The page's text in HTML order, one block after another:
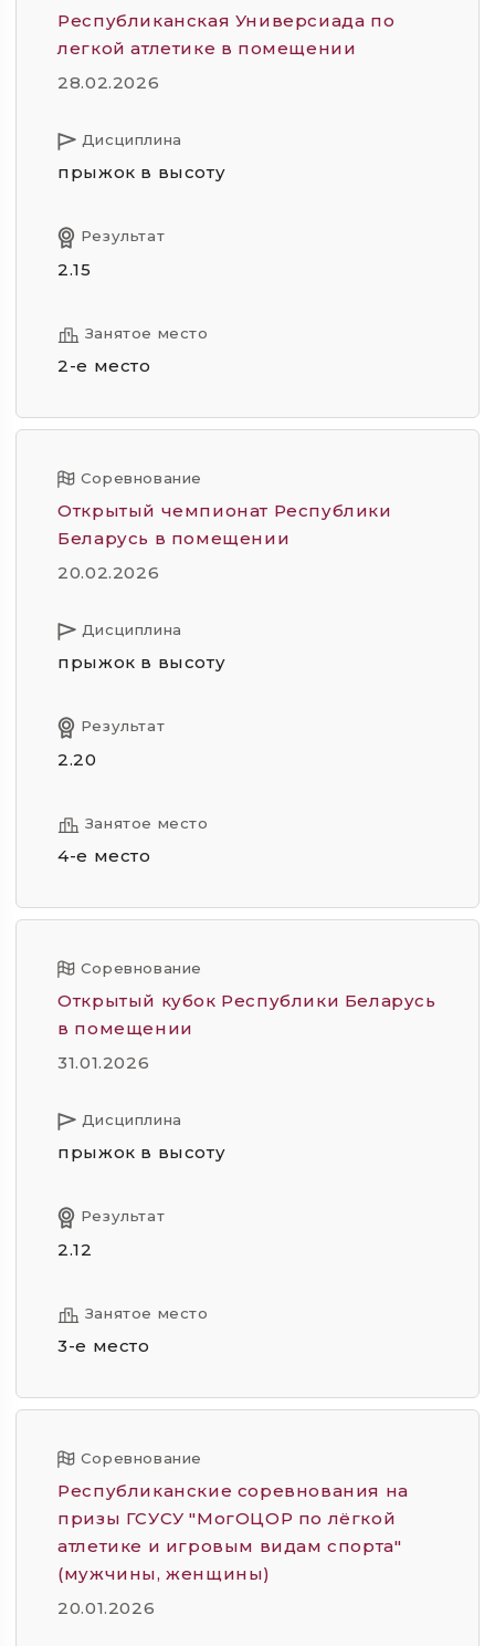
Республиканская Универсиада по
легкой атлетике в помещении
28.02.2026
Дисциплина
прыжок в высоту
Результат
2.15
Занятое место
2-е место
Соревнование
Открытый чемпионат Республики
Беларусь в помещении
20.02.2026
Дисциплина
прыжок в высоту
Результат
2.20
Занятое место
4-е место
Соревнование
Открытый кубок Республики Беларусь
в помещении
31.01.2026
Дисциплина
прыжок в высоту
Результат
2.12
Занятое место
3-е место
Соревнование
Республиканские соревнования на
призы ГСУСУ "МогОЦОР по лёгкой
атлетике и игровым видам спорта"
(мужчины, женщины)
20.01.2026